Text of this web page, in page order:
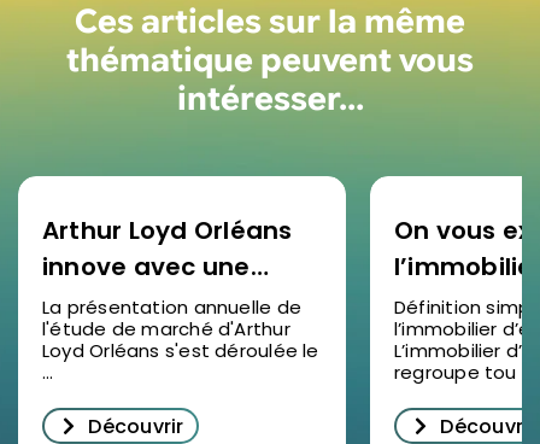
Ces articles sur la même
thématique peuvent vous
intéresser…
Arthur Loyd Orléans
innove avec une
étude de marché
2025 en vidéo : un
succès pour
décrypter
La présentation annuelle de
l'étude de marché d'Arthur
Loyd Orléans s'est déroulée le
...
Découvrir
On vous
Définition
l’immobilier
L’immobilier
regroupe tou ...
Découvrir